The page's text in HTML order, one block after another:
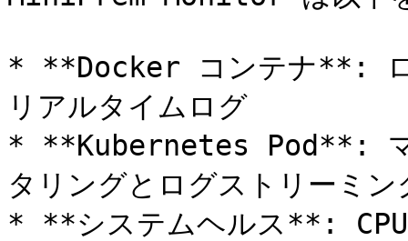
* **Docker コンテナ**: ロ
リアルタイムログ
* **Kubernetes Pod**: マ
タリングとログストリーミン
* **システムヘルス**: CPU